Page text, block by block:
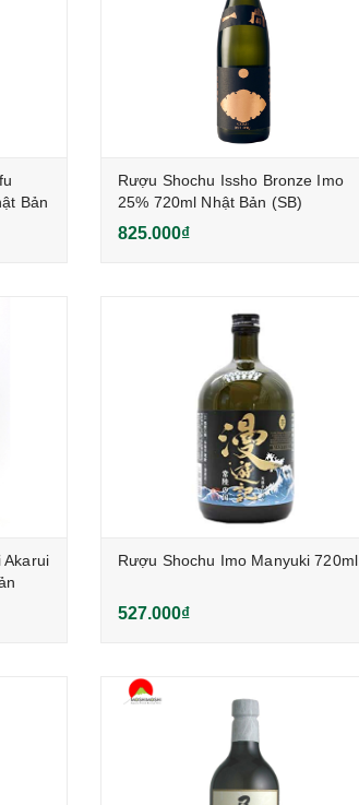
Bản
Rượu Shochu Issho Bronze Imo
25% 720ml Nhật Bản (SB)
825.000₫
Akarui
Rượu Shochu Imo Manyuki 720ml
527.000₫